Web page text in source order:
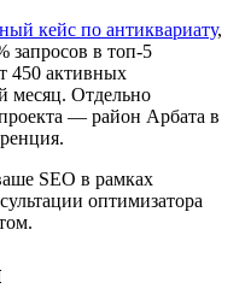
кейс по антиквариату,
запросов в топ-5
450 активных
месяц. Отдельно
— район Арбата в
SEO в рамках
оптимизатора